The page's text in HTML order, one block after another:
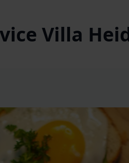
Villa